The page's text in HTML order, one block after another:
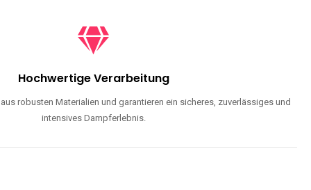
Hochwertige Verarbeitung
robusten Materialien und garantieren ein sicheres, zuverlässiges und
intensives Dampferlebnis.